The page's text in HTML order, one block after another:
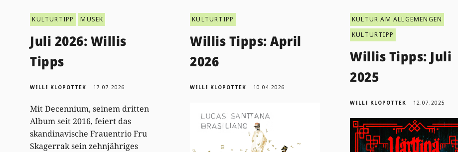
KULTURTIPP MUSEK
Juli 2026: Willis
Tipps
WILLI KLOPOTTEK 17.07.2026
Mit Decennium, seinem dritten
Album seit 2016, feiert das
skandinavische Frauentrio Fru
Skagerrak sein zehnjähriges
KULTURTIPP
Willis Tipps: April
2026
WILLI KLOPOTTEK 10.04.2026
KULTUR AM ALLGEMENGEN
KULTURTIPP
Willis Tipps: Juli
2025
WILLI KLOPOTTEK 12.07.2025